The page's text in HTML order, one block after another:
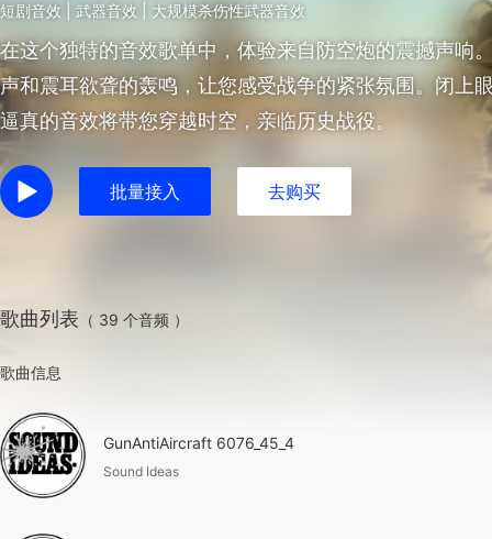
短剧音效 | 武器音效 | 大规模杀伤性武器音效
在这个独特的音效歌单中，体验来自防空炮的震撼声响
声和震耳欲聋的轰鸣，让您感受战争的紧张氛围。闭上
逼真的音效将带您穿越时空，亲临历史战役。
批量接入 去购买
歌曲列表 （ 39 个音频 ）
歌曲信息
GunAntiAircraft 6076_45_4
Sound Ideas